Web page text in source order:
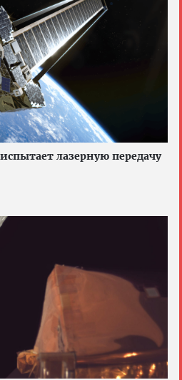
лазерную передачу